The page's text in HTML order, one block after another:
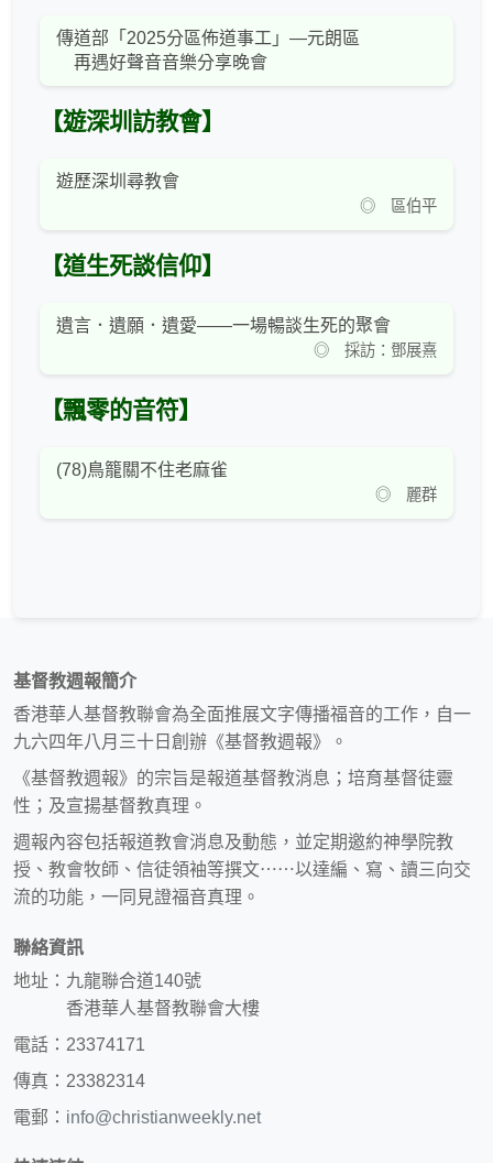
傳道部「2025分區佈道事工」—元朗區
再遇好聲音音樂分享晚會
【遊深圳訪教會】
遊歷深圳尋教會
◎ 區伯平
【道生死談信仰】
遺言．遺願．遺愛——一場暢談生死的聚會
◎ 採訪：鄧展熹
【飄零的音符】
(78)鳥籠關不住老麻雀
◎ 麗群
基督教週報簡介
香港華人基督教聯會為全面推展文字傳播福音的工作，自一
九六四年八月三十日創辦《基督教週報》。
《基督教週報》的宗旨是報道基督教消息；培育基督徒靈
性；及宣揚基督教真理。
週報內容包括報道教會消息及動態，並定期邀約神學院教
授、教會牧師、信徒領袖等撰文⋯⋯以達編、寫、讀三向交
流的功能，一同見證福音真理。
聯絡資訊
地址：九龍聯合道140號
香港華人基督教聯會大樓
電話：23374171
傳真：23382314
電郵： info@christianweekly.net